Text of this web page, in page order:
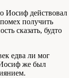
Иосиф действовал
получить
сказать, будто
едва ли мог
же был